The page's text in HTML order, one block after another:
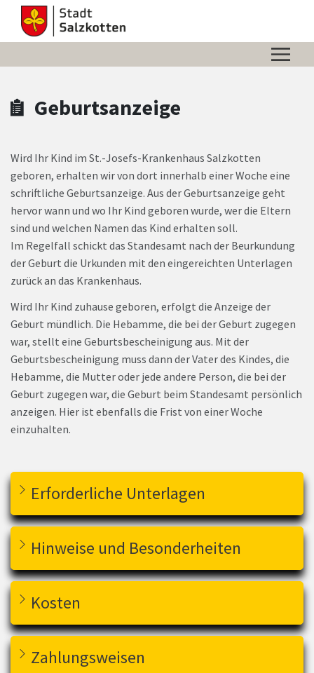
Zum Header
Zum Hauptinhalt
Zum Footer
Zum Hauptinhalt springen
Geburtsanzeige
Wird Ihr Kind im St.-Josefs-Krankenhaus Salzkotten
geboren, erhalten wir von dort innerhalb einer Woche eine
schriftliche Geburtsanzeige. Aus der Geburtsanzeige geht
hervor wann und wo Ihr Kind geboren wurde, wer die Eltern
sind und welchen Namen das Kind erhalten soll.
Im Regelfall schickt das Standesamt nach der Beurkundung
der Geburt die Urkunden mit den eingereichten Unterlagen
zurück an das Krankenhaus.
Wird Ihr Kind zuhause geboren, erfolgt die Anzeige der
Geburt mündlich. Die Hebamme, die bei der Geburt zugegen
war, stellt eine Geburtsbescheinigung aus. Mit der
Geburtsbescheinigung muss dann der Vater des Kindes, die
Hebamme, die Mutter oder jede andere Person, die bei der
Geburt zugegen war, die Geburt beim Standesamt persönlich
anzeigen. Hier ist ebenfalls die Frist von einer Woche
einzuhalten.
Erforderliche Unterlagen
Hinweise und Besonderheiten
Kosten
Zahlungsweisen